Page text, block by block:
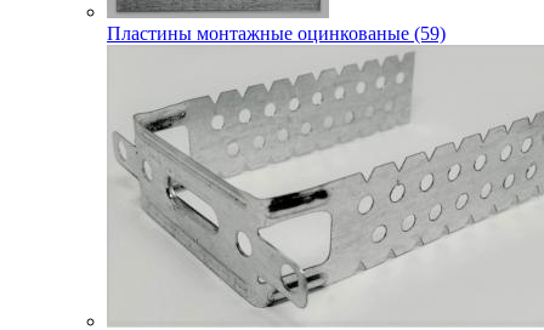
Пластины монтажные оцинкованые (59)